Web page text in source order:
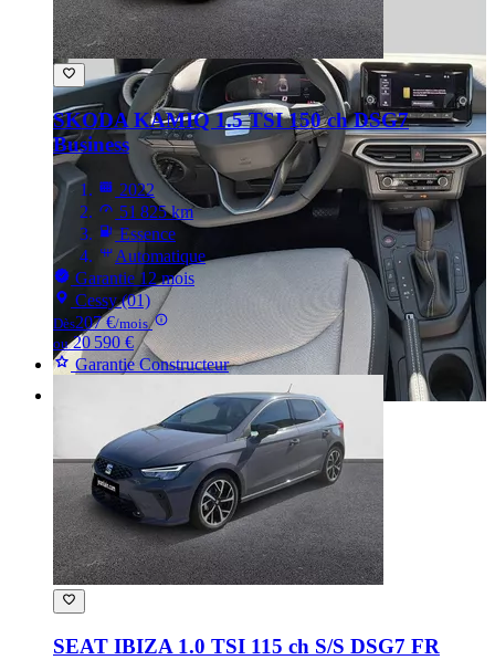
SKODA KAMIQ1.5 TSI 150 ch DSG7
Business
2022
51 825 km
Essence
Automatique
Garantie 12 mois
Cessy (01)
Dès207 €/mois
ou20 590 €
Garantie Constructeur
SEAT IBIZA 1.0 TSI 115 ch S/S DSG7 FR